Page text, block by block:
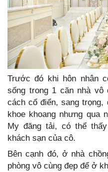
Trước đó khi hôn nhân
sống trong 1 căn nhà vô
cách cổ điển, sang trọng,
khoe khoang nhưng qua
My đăng tải, có thể
khách sạn của cô.
Bên cạnh đó, ở nhà
phòng vô cùng đẹp để ở